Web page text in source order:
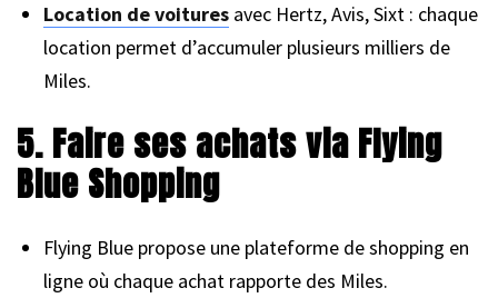
Location de voitures avec Hertz, Avis, Sixt : chaque
location permet d’accumuler plusieurs milliers de
Miles.
5. Faire ses achats via Flying
Blue Shopping
Flying Blue propose une plateforme de shopping en
ligne où chaque achat rapporte des Miles.